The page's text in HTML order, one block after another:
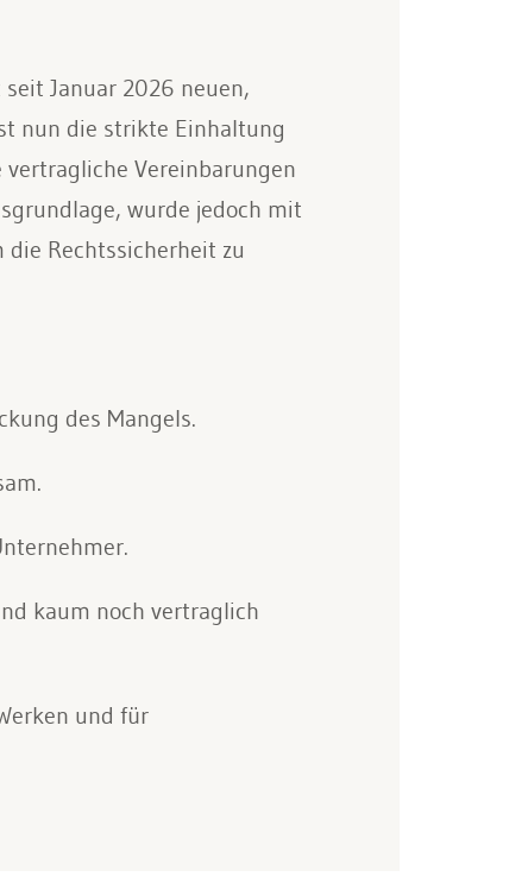
Januar 2026 neuen,
nun die strikte Einhaltung
Vereinbarungen
wurde jedoch mit
die Rechtssicherheit zu
des Mangels.
kaum noch vertraglich
und für